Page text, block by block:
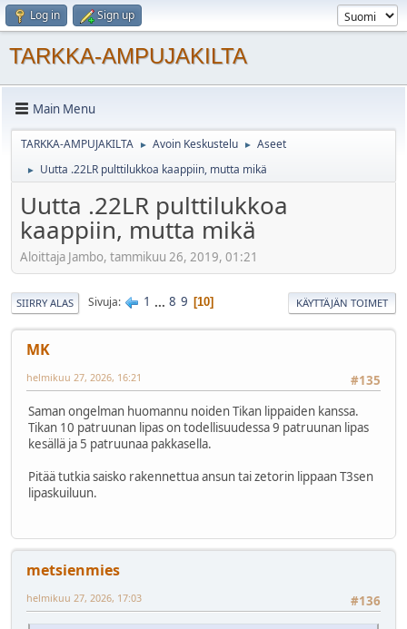
Log in Sign up
TARKKA-AMPUJAKILTA
Main Menu
TARKKA-AMPUJAKILTA ► Avoin Keskustelu ► Aseet
► Uutta .22LR pulttilukkoa kaappiin, mutta mikä
Uutta .22LR pulttilukkoa
kaappiin, mutta mikä
Aloittaja Jambo, tammikuu 26, 2019, 01:21
SIIRRY ALAS Sivuja 1 ... 8 9 10 KÄYTTÄJÄN TOIMET
MK
#135
helmikuu 27, 2026, 16:21
Saman ongelman huomannu noiden Tikan lippaiden kanssa.
Tikan 10 patruunan lipas on todellisuudessa 9 patruunan lipas
kesällä ja 5 patruunaa pakkasella.
Pitää tutkia saisko rakennettua ansun tai zetorin lippaan T3sen
lipaskuiluun.
metsienmies
#136
helmikuu 27, 2026, 17:03